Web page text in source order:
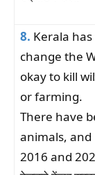
8. Kerala
change the
okay to kill
or farming.
There have
animals,
2016 and